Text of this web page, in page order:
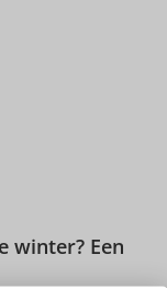
winter? Een